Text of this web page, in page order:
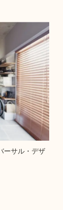
ーサル・デザ